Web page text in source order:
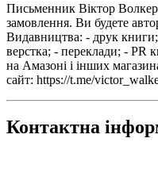
Письменник Віктор
замовлення. Ви будете
Видавництва: - друк книги;
верстка; - переклади; - PR
на Амазоні і інших
сайт: https://t.me/
Контактна